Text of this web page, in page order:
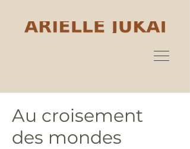
Au croisement
des mondes